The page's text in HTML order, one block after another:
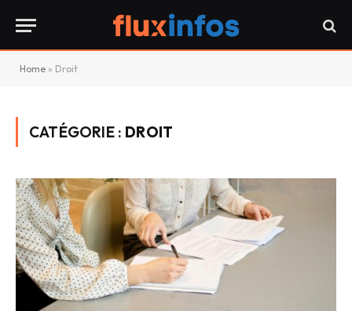
Home » Droit
CATÉGORIE : DROIT